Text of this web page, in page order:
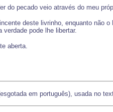
do pecado veio através do meu
deste livrinho, enquanto não
verdade pode lhe libertar.
aberta.
em português), usada no